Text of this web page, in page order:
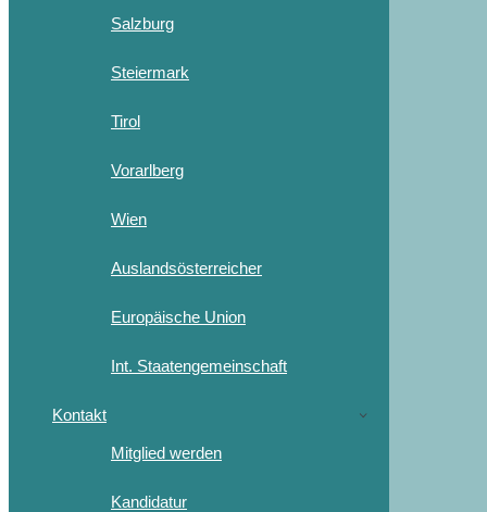
Salzburg
Steiermark
Tirol
Vorarlberg
Wien
Auslandsösterreicher
Europäische Union
Int. Staatengemeinschaft
Kontakt
Mitglied werden
Kandidatur